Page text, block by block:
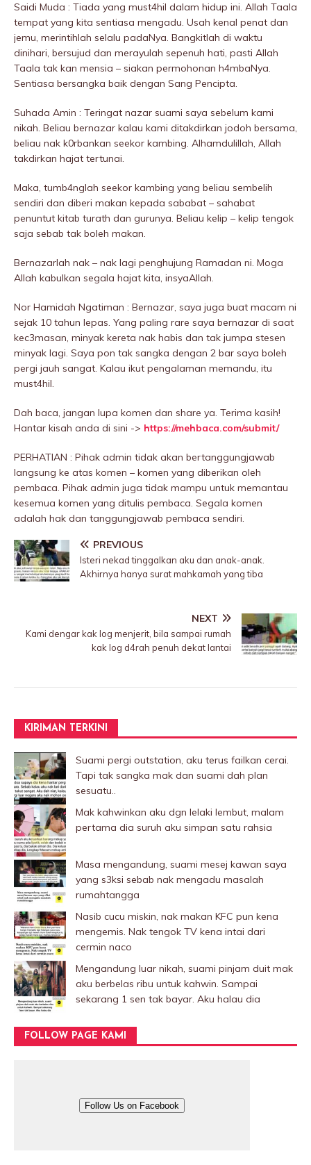
Saidi Muda : Tiada yang must4hil dalam hidup ini. Allah Taala
tempat yang kita sentiasa mengadu. Usah kenal penat dan
jemu, merintihlah selalu padaNya. Bangkitlah di waktu
dinihari, bersujud dan merayulah sepenuh hati, pasti Allah
Taala tak kan mensia – siakan permohonan h4mbaNya.
Sentiasa bersangka baik dengan Sang Pencipta.
Suhada Amin : Teringat nazar suami saya sebelum kami
nikah. Beliau bernazar kalau kami ditakdirkan jodoh bersama,
beliau nak k0rbankan seekor kambing. Alhamdulillah, Allah
takdirkan hajat tertunai.
Maka, tumb4nglah seekor kambing yang beliau sembeIih
sendiri dan diberi makan kepada sababat – sahabat
penuntut kitab turath dan gurunya. Beliau kelip – kelip tengok
saja sebab tak boleh makan.
Bernazarlah nak – nak lagi penghujung Ramadan ni. Moga
Allah kabulkan segala hajat kita, insyaAllah.
Nor Hamidah Ngatiman : Bernazar, saya juga buat macam ni
sejak 10 tahun lepas. Yang paling rare saya bernazar di saat
kec3masan, minyak kereta nak habis dan tak jumpa stesen
minyak lagi. Saya pon tak sangka dengan 2 bar saya boleh
pergi jauh sangat. Kalau ikut pengalaman memandu, itu
must4hil.
Dah baca, jangan lupa komen dan share ya. Terima kasih!
Hantar kisah anda di sini -> https://mehbaca.com/submit/
PERHATIAN : Pihak admin tidak akan bertanggungjawab
langsung ke atas komen – komen yang diberikan oleh
pembaca. Pihak admin juga tidak mampu untuk memantau
kesemua komen yang ditulis pembaca. Segala komen
adalah hak dan tanggungjawab pembaca sendiri.
PREVIOUS
Isteri nekad tinggalkan aku dan anak-anak.
Akhirnya hanya surat mahkamah yang tiba
NEXT
Kami dengar kak log menjerit, bila sampai rumah
kak log d4rah penuh dekat lantai
KIRIMAN TERKINI
Suami pergi outstation, aku terus failkan cerai.
Tapi tak sangka mak dan suami dah plan
sesuatu..
Mak kahwinkan aku dgn lelaki Iembut, malam
pertama dia suruh aku simpan satu rahsia
Masa mengandung, suami mesej kawan saya
yang s3ksi sebab nak mengadu masalah
rumahtangga
Nasib cucu miskin, nak makan KFC pun kena
mengemis. Nak tengok TV kena intai dari
cermin naco
Mengandung luar nikah, suami pinjam duit mak
aku berbelas ribu untuk kahwin. Sampai
sekarang 1 sen tak bayar. Aku halau dia
FOLLOW PAGE KAMI
Follow Us on Facebook